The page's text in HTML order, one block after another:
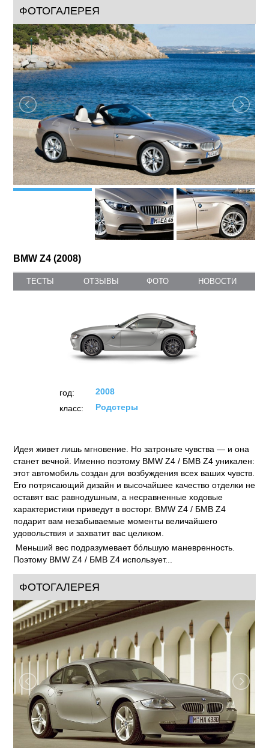
ФОТОГАЛЕРЕЯ
BMW Z4 (2008)
ТЕСТЫ ОТЗЫВЫ ФОТО НОВОСТИ
год:
2008
класс:
Родстеры
Идея живет лишь мгновение. Но затроньте чувства — и она
станет вечной. Именно поэтому BMW Z4 / БМВ Z4 уникален:
этот автомобиль создан для возбуждения всех ваших чувств.
Его потрясающий дизайн и высочайшее качество отделки не
оставят вас равнодушным, а несравненные ходовые
характеристики приведут в восторг. BMW Z4 / БМВ Z4
подарит вам незабываемые моменты величайшего
удовольствия и захватит вас целиком.
Меньший вес подразумевает бóльшую маневренность.
Поэтому BMW Z4 / БМВ Z4 использует...
ФОТОГАЛЕРЕЯ